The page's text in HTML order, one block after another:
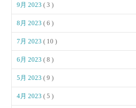
9月 2023( 3 )
8月 2023( 6 )
7月 2023( 10 )
6月 2023( 8 )
5月 2023( 9 )
4月 2023( 5 )